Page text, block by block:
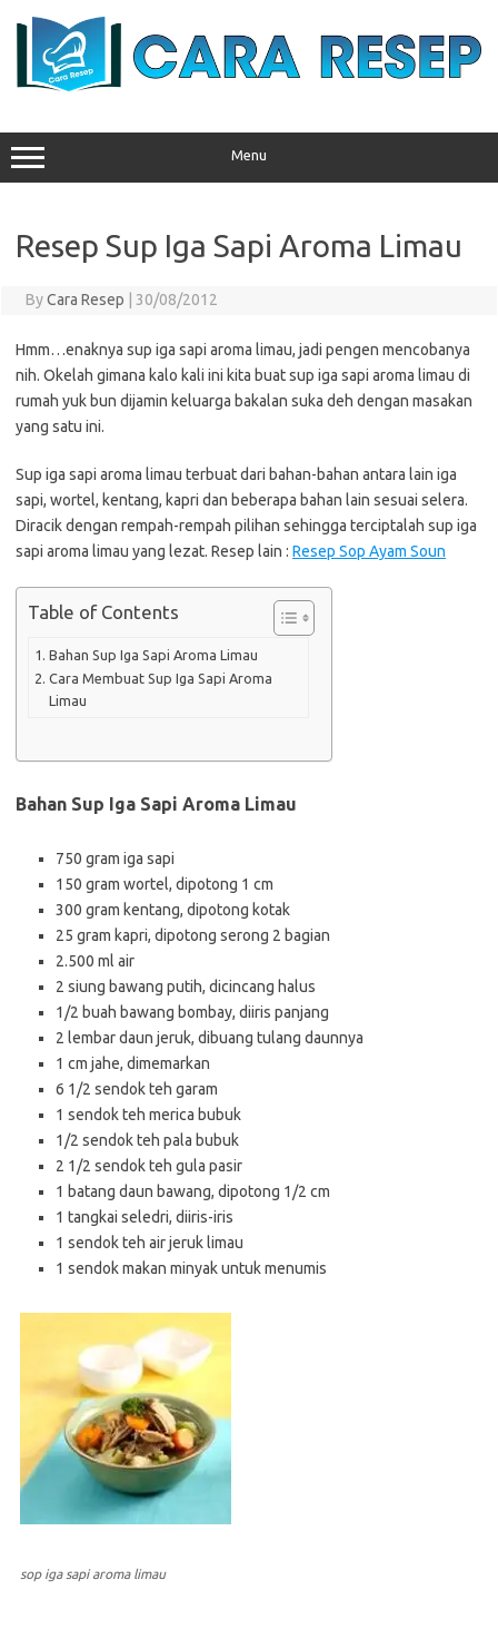
Menu
Resep Sup Iga Sapi Aroma Limau
ByCara Resep 30/08/2012
Hmm…enaknya sup iga sapi aroma limau, jadi pengen mencobanya
nih. Okelah gimana kalo kali ini kita buat sup iga sapi aroma limau di
rumah yuk bun dijamin keluarga bakalan suka deh dengan masakan
yang satu ini.
Sup iga sapi aroma limau terbuat dari bahan-bahan antara lain iga
sapi, wortel, kentang, kapri dan beberapa bahan lain sesuai selera.
Diracik dengan rempah-rempah pilihan sehingga terciptalah sup iga
sapi aroma limau yang lezat. Resep lain : Resep Sop Ayam Soun
Table of Contents
Bahan Sup Iga Sapi Aroma Limau
Cara Membuat Sup Iga Sapi Aroma
Limau
Bahan Sup Iga Sapi Aroma Limau
750 gram iga sapi
150 gram wortel, dipotong 1 cm
300 gram kentang, dipotong kotak
25 gram kapri, dipotong serong 2 bagian
2.500 ml air
2 siung bawang putih, dicincang halus
1/2 buah bawang bombay, diiris panjang
2 lembar daun jeruk, dibuang tulang daunnya
1 cm jahe, dimemarkan
6 1/2 sendok teh garam
1 sendok teh merica bubuk
1/2 sendok teh pala bubuk
2 1/2 sendok teh gula pasir
1 batang daun bawang, dipotong 1/2 cm
1 tangkai seledri, diiris-iris
1 sendok teh air jeruk limau
1 sendok makan minyak untuk menumis
sop iga sapi aroma limau